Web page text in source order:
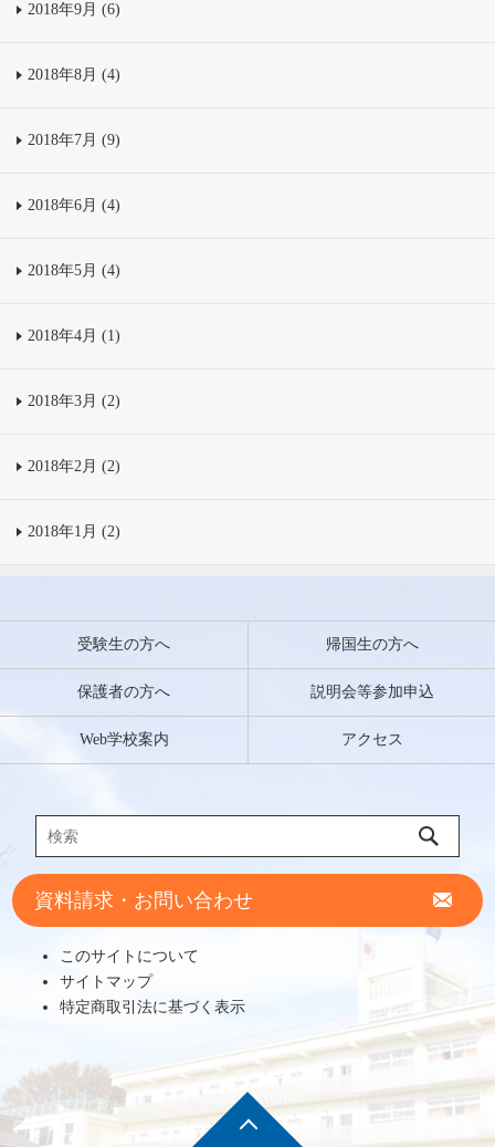
2018年9月 (6)
2018年8月 (4)
2018年7月 (9)
2018年6月 (4)
2018年5月 (4)
2018年4月 (1)
2018年3月 (2)
2018年2月 (2)
2018年1月 (2)
受験生の方へ 帰国生の方へ
保護者の方へ 説明会等参加申込
Web学校案内 アクセス
資料請求・お問い合わせ
このサイトについて
サイトマップ
特定商取引法に基づく表示